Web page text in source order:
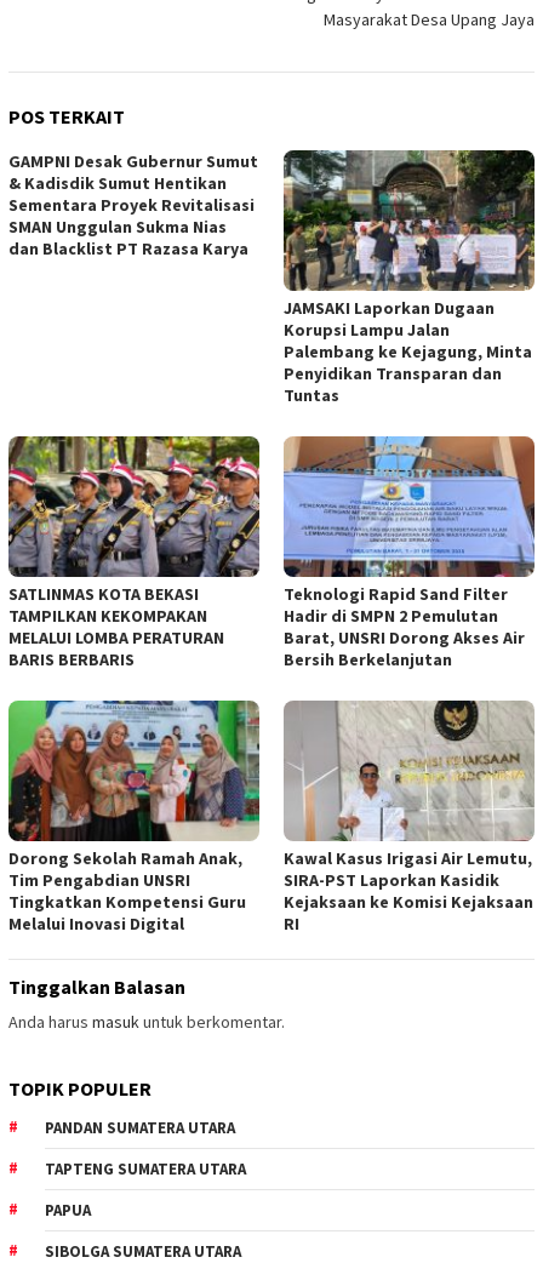
Masyarakat Desa Upang Jaya
POS TERKAIT
GAMPNI Desak Gubernur Sumut
& Kadisdik Sumut Hentikan
Sementara Proyek Revitalisasi
SMAN Unggulan Sukma Nias
dan Blacklist PT Razasa Karya
JAMSAKI Laporkan Dugaan
Korupsi Lampu Jalan
Palembang ke Kejagung, Minta
Penyidikan Transparan dan
Tuntas
SATLINMAS KOTA BEKASI
TAMPILKAN KEKOMPAKAN
MELALUI LOMBA PERATURAN
BARIS BERBARIS
Teknologi Rapid Sand Filter
Hadir di SMPN 2 Pemulutan
Barat, UNSRI Dorong Akses Air
Bersih Berkelanjutan
Dorong Sekolah Ramah Anak,
Tim Pengabdian UNSRI
Tingkatkan Kompetensi Guru
Melalui Inovasi Digital
Kawal Kasus Irigasi Air Lemutu,
SIRA-PST Laporkan Kasidik
Kejaksaan ke Komisi Kejaksaan
RI
Tinggalkan Balasan
Anda harus masukuntuk berkomentar.
TOPIK POPULER
PANDAN SUMATERA UTARA
TAPTENG SUMATERA UTARA
PAPUA
SIBOLGA SUMATERA UTARA